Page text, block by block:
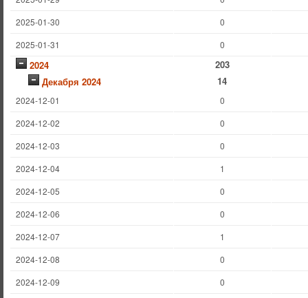
2025-01-30
0
2025-01-31
0
2024
203
Декабря 2024
14
2024-12-01
0
2024-12-02
0
2024-12-03
0
2024-12-04
1
2024-12-05
0
2024-12-06
0
2024-12-07
1
2024-12-08
0
2024-12-09
0